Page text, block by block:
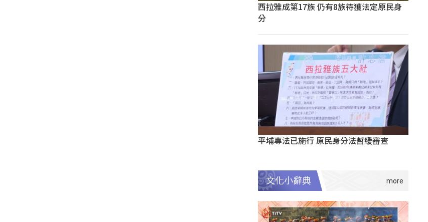
西拉雅成第17族 仍有8族待獲法定原民身
分
平埔專法已施行 原民身分法暫緩審查
文化小辭典